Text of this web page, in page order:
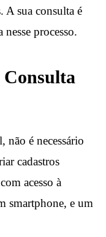
A sua consulta é
processo.
Consulta
não é necessário
cadastros
acesso à
smartphone, e um